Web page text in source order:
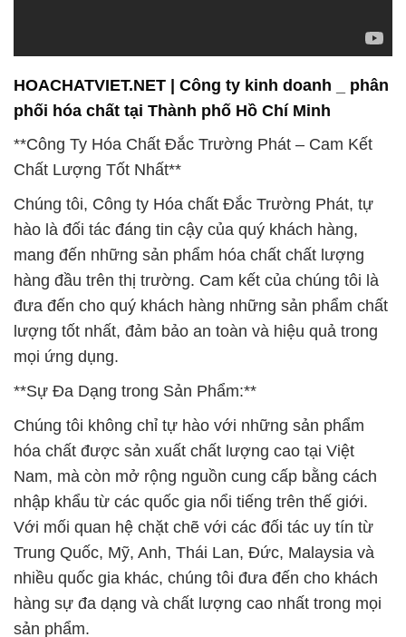
hàng đầu trên thị trường. Cam kết của chúng tôi là
đưa đến cho quý khách hàng những sản phẩm chất
lượng tốt nhất, đảm bảo an toàn và hiệu quả trong
mọi ứng dụng.
**Sự Đa Dạng trong Sản Phẩm:**
Chúng tôi không chỉ tự hào với những sản phẩm
hóa chất được sản xuất chất lượng cao tại Việt
Nam, mà còn mở rộng nguồn cung cấp bằng cách
nhập khẩu từ các quốc gia nổi tiếng trên thế giới.
Với mối quan hệ chặt chẽ với các đối tác uy tín từ
Trung Quốc, Mỹ, Anh, Thái Lan, Đức, Malaysia và
nhiều quốc gia khác, chúng tôi đưa đến cho khách
hàng sự đa dạng và chất lượng cao nhất trong mọi
**Chất Lượng và Nguồn Gốc Rõ Ràng:**
Chúng tôi luôn đặt chất lượng sản phẩm lên hàng
đầu và cam kết rằng mọi sản phẩm của chúng tôi
đều có nguồn gốc rõ ràng. Quy trình kiểm soát chất
lượng nghiêm ngặt được áp dụng từ giai đoạn nhập
khẩu đến sản xuất, giúp đảm bảo rằng quý khách
hàng sẽ luôn nhận được sản phẩm đạt chuẩn và an
toàn.